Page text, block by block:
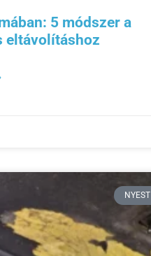
5 módszer a
eltávolításhoz
NYEST